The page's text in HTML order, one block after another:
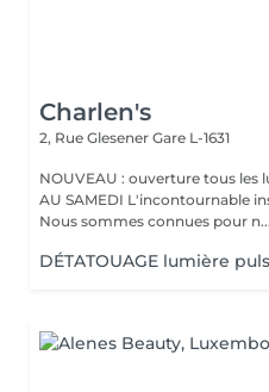
Charlen's
2, Rue Glesener Gare L-1631
NOUVEAU : ouverture tous les
AU SAMEDI L'incontournable institut de beauté à Luxembourg.
Nous sommes connues pour n...
DÉTATOUAGE lumière